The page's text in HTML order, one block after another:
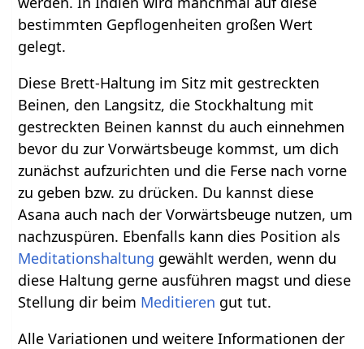
bestimmten Gepflogenheiten großen Wert
gelegt.
Diese Brett-Haltung im Sitz mit gestreckten
Beinen, den Langsitz, die Stockhaltung mit
gestreckten Beinen kannst du auch einnehmen
bevor du zur Vorwärtsbeuge kommst, um dich
zunächst aufzurichten und die Ferse nach vorne
zu geben bzw. zu drücken. Du kannst diese
Asana auch nach der Vorwärtsbeuge nutzen, um
nachzuspüren. Ebenfalls kann dies Position als
Meditationshaltung gewählt werden, wenn du
diese Haltung gerne ausführen magst und diese
Stellung dir beim Meditieren gut tut.
Alle Variationen und weitere Informationen der